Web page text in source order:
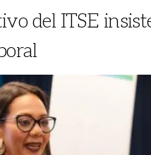
del ITSE